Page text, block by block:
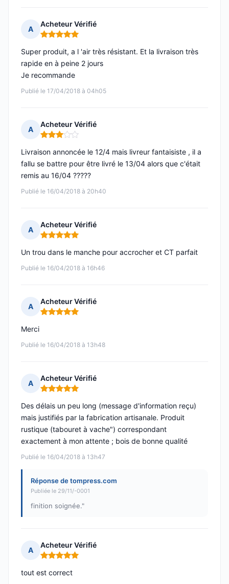
A
Acheteur Vérifié
Note : 5 sur 5
Publié le 17/04/2018 à 04h05
Super produit, a l 'air très résistant. Et la livraison très
rapide en à peine 2 jours
Je recommande
A
Acheteur Vérifié
Note : 3 sur 5
Publié le 16/04/2018 à 20h40
Livraison annoncée le 12/4 mais livreur fantaisiste , il a
fallu se battre pour être livré le 13/04 alors que c'était
remis au 16/04 ?????
A
Acheteur Vérifié
Note : 5 sur 5
Publié le 16/04/2018 à 16h46
Un trou dans le manche pour accrocher et CT parfait
A
Acheteur Vérifié
Note : 5 sur 5
Publié le 16/04/2018 à 13h48
Merci
A
Acheteur Vérifié
Note : 5 sur 5
Publié le 16/04/2018 à 13h47
Des délais un peu long (message d'information reçu)
mais justifiés par la fabrication artisanale. Produit
rustique (tabouret à vache") correspondant
exactement à mon attente ; bois de bonne qualité
Réponse de tompress.com
Publiée le 29/11/-0001
finition soignée."
A
Acheteur Vérifié
Note : 5 sur 5
tout est correct